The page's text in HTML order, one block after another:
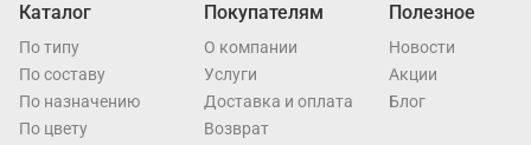
Каталог
По типу
По составу
По назначению
По цвету
Покупателям
О компании
Услуги
Доставка и оплата
Возврат
Полезное
Новости
Акции
Блог